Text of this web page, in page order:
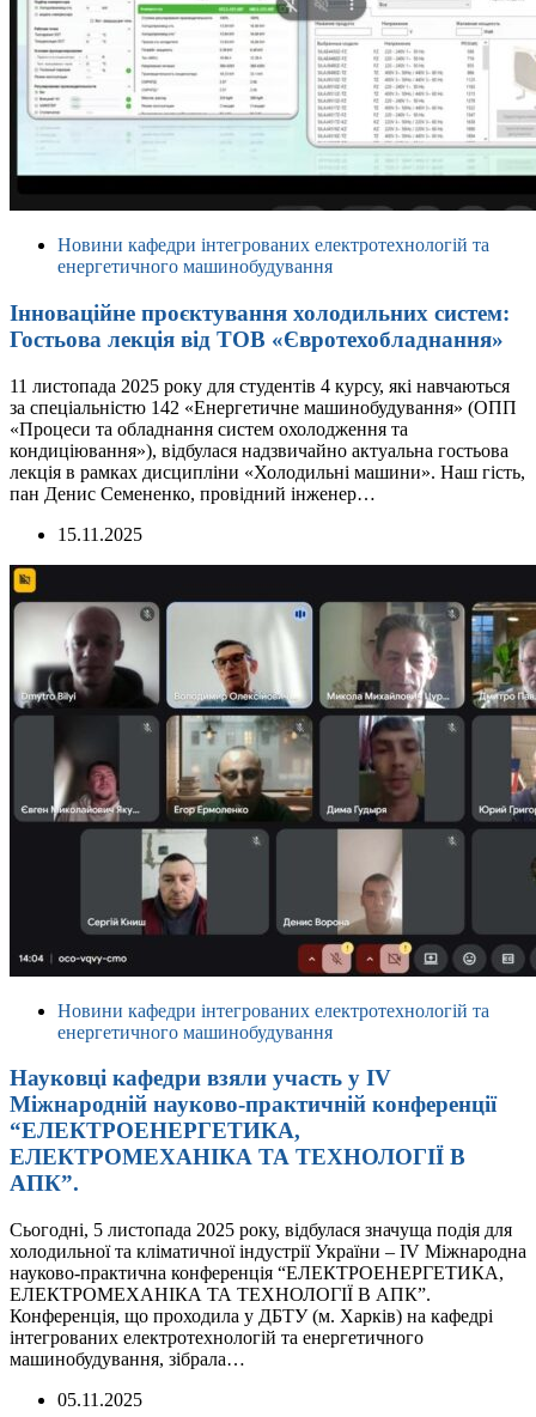
Новини кафедри інтегрованих електротехнологій та
енергетичного машинобудування
Інноваційне проєктування холодильних систем:
Гостьова лекція від ТОВ «Євротехобладнання»
11 листопада 2025 року для студентів 4 курсу, які навчаються
за спеціальністю 142 «Енергетичне машинобудування» (ОПП
«Процеси та обладнання систем охолодження та
кондиціювання»), відбулася надзвичайно актуальна гостьова
лекція в рамках дисципліни «Холодильні машини». Наш гість,
пан Денис Семененко, провідний інженер…
15.11.2025
Новини кафедри інтегрованих електротехнологій та
енергетичного машинобудування
Науковці кафедри взяли участь у IV
Міжнародній науково-практичній конференції
“ЕЛЕКТРОЕНЕРГЕТИКА,
ЕЛЕКТРОМЕХАНІКА ТА ТЕХНОЛОГІЇ В
АПК”.
Сьогодні, 5 листопада 2025 року, відбулася значуща подія для
холодильної та кліматичної індустрії України – IV Міжнародна
науково-практична конференція “ЕЛЕКТРОЕНЕРГЕТИКА,
ЕЛЕКТРОМЕХАНІКА ТА ТЕХНОЛОГІЇ В АПК”.
Конференція, що проходила у ДБТУ (м. Харків) на кафедрі
інтегрованих електротехнологій та енергетичного
машинобудування, зібрала…
05.11.2025